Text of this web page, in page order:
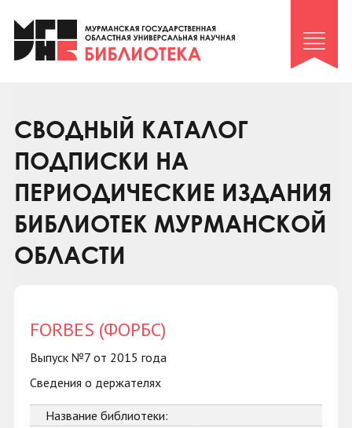
Клуб «Гиря и сельдерей»
Клуб «Семейный архив»
Коллегам
Контакты
СВОДНЫЙ КАТАЛОГ
ПОДПИСКИ НА
ПЕРИОДИЧЕСКИЕ ИЗДАНИЯ
БИБЛИОТЕК МУРМАНСКОЙ
ОБЛАСТИ
FORBES (ФОРБС)
Выпуск №7 от 2015 года
Сведения о держателях
Название библиотеки: